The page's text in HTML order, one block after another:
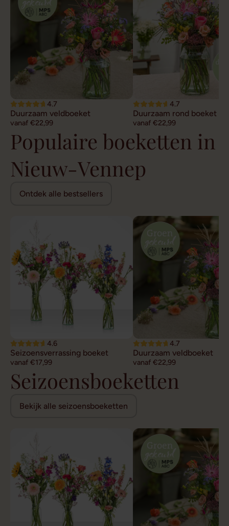
4.7
Duurzaam veldboeket
vanaf €22,99
4.7
Duurzaam rond boeket
vanaf €22,99
Populaire boeketten in
Nieuw-Vennep
Ontdek alle bestsellers
4.6
Seizoensverrassing boeket
vanaf €17,99
4.7
Duurzaam veldboeket
vanaf €22,99
Seizoensboeketten
Bekijk alle seizoensboeketten